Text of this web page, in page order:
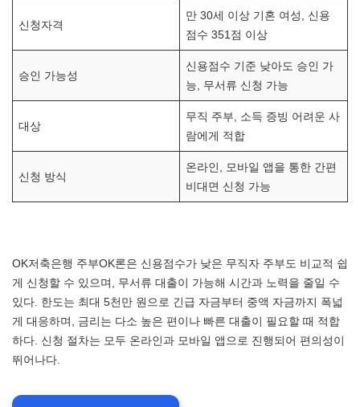
신청자격
만 30세 이상 기혼 여성, 신용
점수 351점 이상
승인 가능성
신용점수 기준 낮아도 승인 가
능, 무서류 신청 가능
대상
무직 주부, 소득 증빙 어려운 사
람에게 적합
신청 방식
온라인, 모바일 앱을 통한 간편
비대면 신청 가능
OK저축은행 주부OK론은 신용점수가 낮은 무직자 주부도 비교적 쉽
게 신청할 수 있으며, 무서류 대출이 가능해 시간과 노력을 줄일 수
있다. 한도는 최대 5천만 원으로 긴급 자금부터 중액 자금까지 폭넓
게 대응하며, 금리는 다소 높은 편이나 빠른 대출이 필요할 때 적합
하다. 신청 절차는 모두 온라인과 모바일 앱으로 진행되어 편의성이
뛰어나다.